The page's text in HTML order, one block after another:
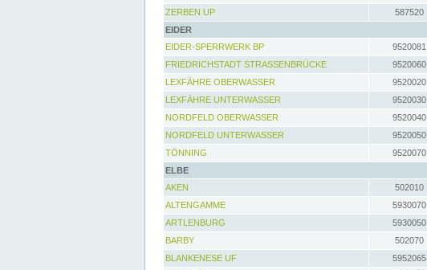
ZERBEN UP
587520
EIDER
EIDER-SPERRWERK BP
9520081
FRIEDRICHSTADT STRASSENBRÜCKE
9520060
LEXFÄHRE OBERWASSER
9520020
LEXFÄHRE UNTERWASSER
9520030
NORDFELD OBERWASSER
9520040
NORDFELD UNTERWASSER
9520050
TÖNNING
9520070
ELBE
AKEN
502010
ALTENGAMME
5930070
ARTLENBURG
5930050
BARBY
502070
BLANKENESE UF
5952065